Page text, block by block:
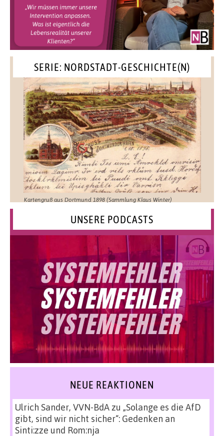
SERIE: NORDSTADT-GESCHICHTE(N)
Kartengruß aus Dortmund 1898 (Sammlung Klaus Winter)
UNSERE PODCASTS
NEUE REAKTIONEN
Ulrich Sander, VVN-BdAzu „Solange es die AfD
gibt, sind wir nicht sicher“: Gedenken an
Sinti:zze und Rom:nja